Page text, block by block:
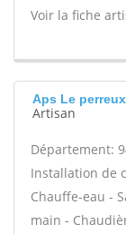
Voir la fiche
Aps Le
Artisan
Département:
Installation de
Chauffe-eau -
main -